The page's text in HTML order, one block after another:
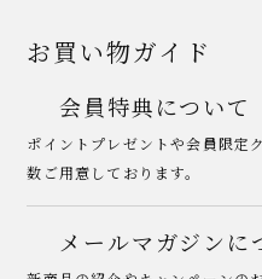
お買い物ガイド
会員特典について
ポイントプレゼントや会員限定
数ご用意しております。
メールマガジンに